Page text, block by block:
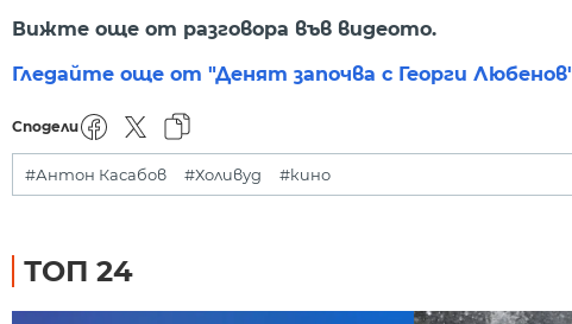
Вижте още от разговора във видеото.
Гледайте още от "Денят започва с Георги
Сподели
#Антон Касабов #Холивуд #кино
ТОП 24